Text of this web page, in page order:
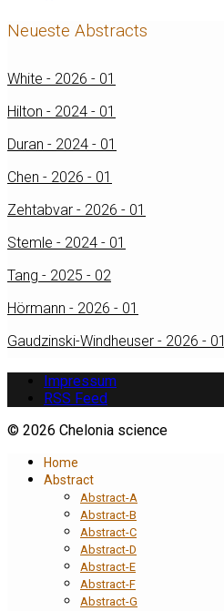
Neueste Abstracts
White - 2026 - 01
Hilton - 2024 - 01
Duran - 2024 - 01
Chen - 2026 - 01
Zehtabvar - 2026 - 01
Stemle - 2024 - 01
Tang - 2025 - 02
Hörmann - 2026 - 01
Gaudzinski-Windheuser - 2026 - 01
Impressum
RSS Feed
© 2026 Chelonia science
Home
Abstract
Abstract-A
Abstract-B
Abstract-C
Abstract-D
Abstract-E
Abstract-F
Abstract-G